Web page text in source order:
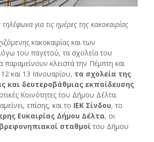
για τις ημέρες της κακοκαιρίας
κακοκαιρίας και των
του παγετού, τα σχολεία του
κλειστά την Πέμπτη και
και 13 Ιανουαρίου, τα σχολεία της
και δευτεροβάθμιας εκπαίδευσης
Κοινότητες του Δήμου Δέλτα.
επίσης, και το ΙΕΚ Σίνδου, το
Ευκαιρίας Δήμου Δέλτα, οι
σταθμοίτου Δήμου